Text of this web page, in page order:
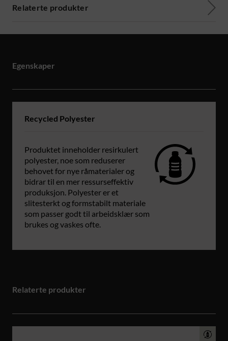
Relaterte produkter
Egenskaper
Recycled Polyester
Produktet inneholder resirkulert
polyester, noe som reduserer
behovet for nye råmaterialer og
bidrar til en mer ressurseffektiv
produksjon. Polyester er et
slitesterkt og formstabilt materiale
som passer godt til arbeidsklær som
brukes og vaskes ofte.
Relaterte produkter